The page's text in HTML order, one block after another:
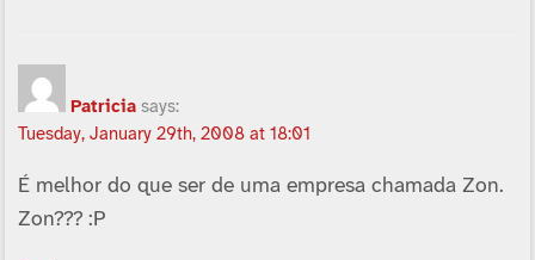
Patricia says:
Tuesday, January 29th, 2008 at 18:01
É melhor do que ser de uma empresa chamada Zon.
Zon??? :P